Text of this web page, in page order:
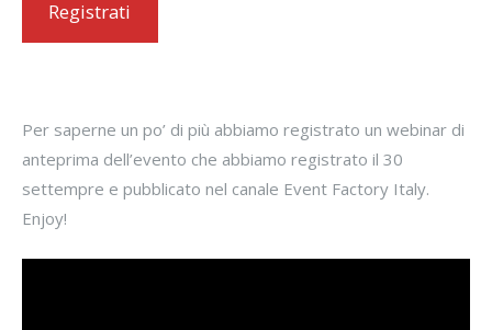
Registrati
Per saperne un po’ di più abbiamo registrato un webinar di
anteprima dell’evento che abbiamo registrato il 30
settempre e pubblicato nel canale Event Factory Italy.
Enjoy!